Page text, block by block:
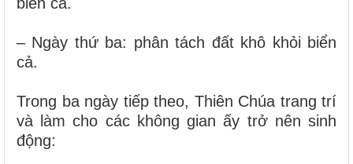
– Ngày thứ ba: phân tách đất khô khỏi biển
cả.
Trong ba ngày tiếp theo, Thiên Chúa trang trí
và làm cho các không gian ấy trở nên sinh
động: